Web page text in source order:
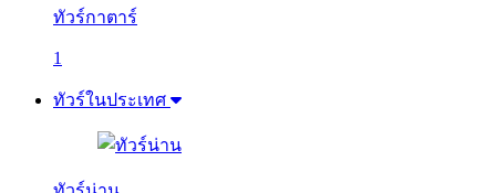
ทัวร์กาตาร์
1
ทัวร์ในประเทศ